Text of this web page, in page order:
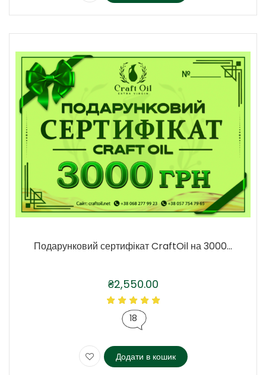
Подарунковий сертифікат CraftOil на 3000...
₴2,550.00
18
Додати в кошик